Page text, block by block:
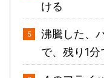
ける
沸騰した、
で、残り1